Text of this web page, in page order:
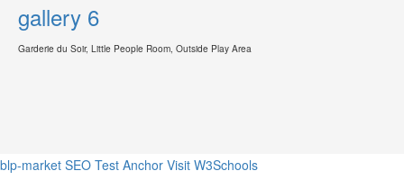
gallery 6
Garderie du Soir, Little People Room, Outside Play Area
blp-market SEO Test Anchor Visit W3Schools